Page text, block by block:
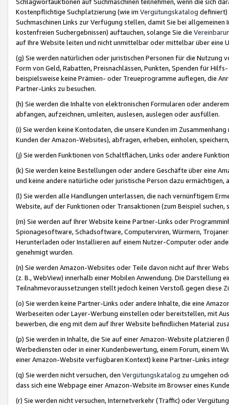
Kostenpflichtige Suchplatzierung (wie im Vergütungskatalog definiert)
Suchmaschinen Links zur Verfügung stellen, damit Sie bei
kostenfreien Suchergebnissen) auftauchen, solange Sie die
auf Ihre Website leiten und nicht unmittelbar oder mittelbar über eine
(g) Sie werden natürlichen oder juristischen Personen für die Nutzung
Form von Geld, Rabatten, Preisnachlässen, Punkten, Spenden für
beispielsweise keine Prämien- oder Treueprogramme auflegen, die
Partner-Links zu besuchen.
(h) Sie werden die Inhalte von elektronischen Formularen oder
abfangen, aufzeichnen, umleiten, auslesen, auslegen oder ausfüllen.
(i) Sie werden keine Kontodaten, die unsere Kunden im
Kunden der Amazon-Websites), abfragen, erheben, einholen,
(j) Sie werden Funktionen von Schaltflächen, Links oder andere
(k) Sie werden keine Bestellungen oder andere Geschäfte über eine
und keine andere natürliche oder juristische Person dazu
(l) Sie werden alle Handlungen unterlassen, die nach vernünftigem
Website, auf der Funktionen oder Transaktionen (zum Beispiel
(m) Sie werden auf Ihrer Website keine Partner-Links oder
Spionagesoftware, Schadsoftware, Computerviren, Würmern,
Herunterladen oder Installieren auf einem Nutzer-Computer oder
genehmigt wurden.
(n) Sie werden Amazon-Websites oder Teile davon nicht auf Ihrer
(z. B., WebView) innerhalb einer Mobilen Anwendung. Die Darstellung
Teilnahmevoraussetzungen stellt jedoch keinen Verstoß gegen diese
(o) Sie werden keine Partner-Links oder andere Inhalte, die eine
Werbeseiten oder Layer-Werbung einstellen oder bereitstellen, mit
bewerben, die eng mit dem auf Ihrer Website befindlichen Material
(p) Sie werden in Inhalte, die Sie auf einer Amazon-Website
Werbediensten oder in einer Kundenbewertung, einem Forum, einem
einer Amazon-Website verfügbaren Kontext) keine Partner-Links
(q) Sie werden nicht versuchen, den Vergütungskatalog zu umgehen
dass sich eine Webpage einer Amazon-Website im Browser eines
(r) Sie werden nicht versuchen, Internetverkehr (Traffic) oder